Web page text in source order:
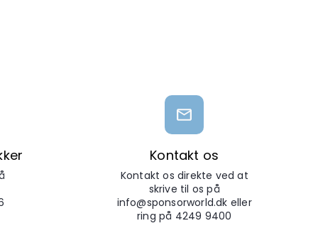
Kontakt os
Kontakt os direkte ved at
skrive til os på
info@sponsorworld.dk eller
ring på 4249 9400